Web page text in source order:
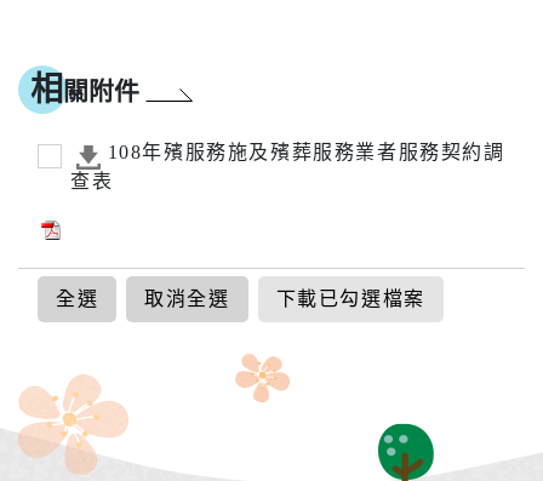
相 關附件
108年殯服務施及殯葬服務業者服務契約調
查表
全選 取消全選 下載已勾選檔案